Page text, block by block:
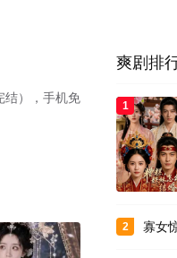
结），手机免
爽剧排
1
2 寡女